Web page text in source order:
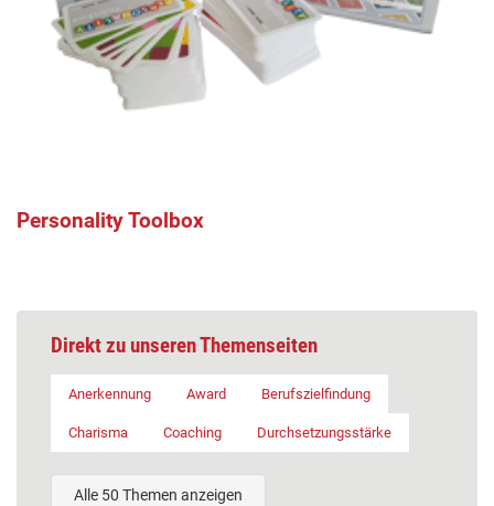
Personality Toolbox
Direkt zu unseren Themenseiten
Anerkennung Award Berufszielfindung
Charisma Coaching Durchsetzungsstärke
Alle 50 Themen anzeigen